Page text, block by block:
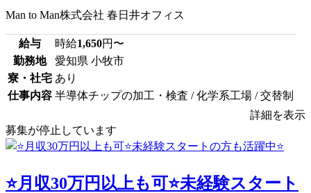
Man to Man株式会社 春日井オフィス
給与 時給1,650円〜
勤務地
愛知県 小牧市
寮・社宅 あり
仕事内容 半導体チップの加工・検査 / 化学系工場 / 交替制
詳細を表示
募集が停止しています
⭐月収30万円以上も可⭐未経験スタート